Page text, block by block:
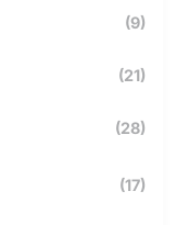
(9)
(21)
(28)
(17)